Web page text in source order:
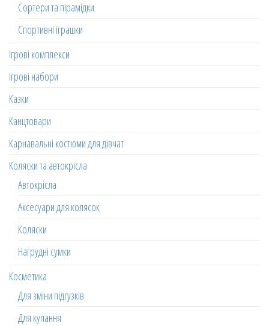
Сортери та пірамідки
Спортивні іграшки
Ігрові комплекси
Ігрові набори
Казки
Канцтовари
Карнавальні костюми для дівчат
Коляски та автокрісла
Автокрісла
Аксесуари для колясок
Коляски
Нагрудні сумки
Косметика
Для зміни підгузків
Для купання